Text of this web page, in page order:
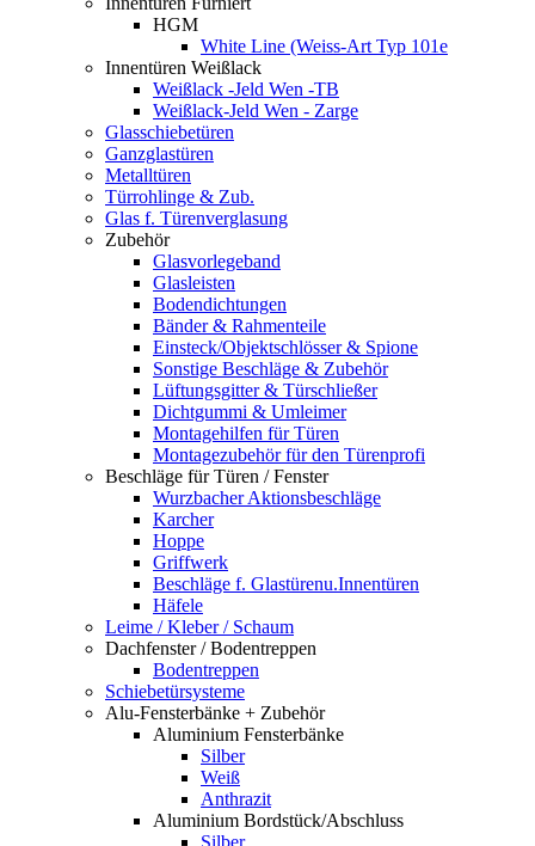
HGM
White Line (Weiss-Art Typ 101e
Innentüren Weißlack
Weißlack -Jeld Wen -TB
Weißlack-Jeld Wen - Zarge
Glasschiebetüren
Ganzglastüren
Metalltüren
Türrohlinge & Zub.
Glas f. Türenverglasung
Zubehör
Glasvorlegeband
Glasleisten
Bodendichtungen
Bänder & Rahmenteile
Einsteck/Objektschlösser & Spione
Sonstige Beschläge & Zubehör
Lüftungsgitter & Türschließer
Dichtgummi & Umleimer
Montagehilfen für Türen
Montagezubehör für den Türenprofi
Beschläge für Türen / Fenster
Wurzbacher Aktionsbeschläge
Karcher
Hoppe
Griffwerk
Beschläge f. Glastürenu.Innentüren
Häfele
Leime / Kleber / Schaum
Dachfenster / Bodentreppen
Bodentreppen
Schiebetürsysteme
Alu-Fensterbänke + Zubehör
Aluminium Fensterbänke
Silber
Weiß
Anthrazit
Aluminium Bordstück/Abschluss